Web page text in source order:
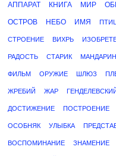
АППАРАТ КНИГА МИР
ОСТРОВ НЕБО ИМЯ
СТРОЕНИЕ ВИХРЬ
РАДОСТЬ СТАРИК МАНДАРИН
ФИЛЬМ ОРУЖИЕ ШЛЮЗ
ЖРЕБИЙ ЖАР
ДОСТИЖЕНИЕ ПОСТРОЕНИЕ
ОСОБНЯК УЛЫБКА
ВОСПОМИНАНИЕ ЗНАМЕНИЕ